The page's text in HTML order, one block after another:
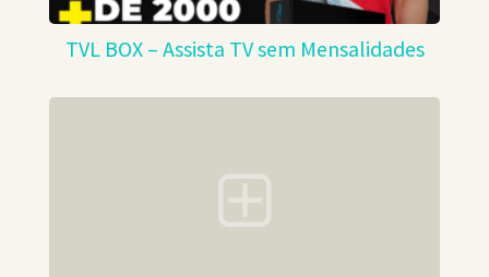
TVL BOX – Assista TV sem Mensalidades